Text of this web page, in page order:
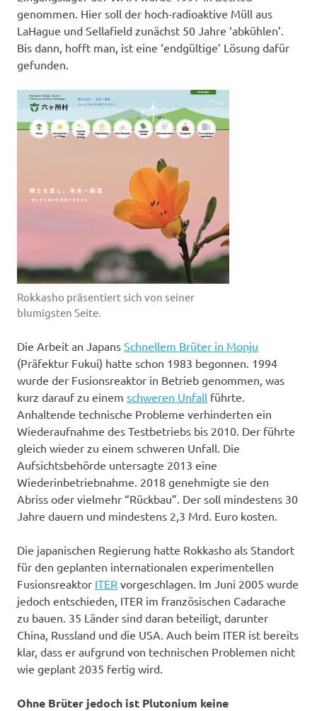
genommen. Hier soll der hoch-radioaktive Müll aus
LaHague und Sellafield zunächst 50 Jahre ‘abkühlen’.
Bis dann, hofft man, ist eine ‘endgül­tige’ Lösung dafür
gefunden.
Rokkasho präsentiert sich von seiner
blumigsten Seite.
Die Arbeit an Japans Schnellem Brüter in Monju
(Präfektur Fukui) hatte schon 1983 begonnen. 1994
wurde der Fusionsreaktor in Betrieb genommen, was
kurz darauf zu einem schweren Unfall führte.
Anhaltende technische Probleme verhinderten ein
Wiederaufnahme des Testbetriebs bis 2010. Der führte
gleich wieder zu einem schweren Unfall. Die
Aufsichtsbehörde untersagte 2013 eine
Wiederinbetriebnahme. 2018 genehmigte sie den
Abriss oder vielmehr “Rückbau”. Der soll mindestens 30
Jahre dauern und mindestens 2,3 Mrd. Euro kosten.
Die japanischen Regierung hatte Rokkasho als Standort
für den geplanten internationalen experimentellen
Fusionsreaktor ITER vorgeschlagen. Im Juni 2005 wurde
jedoch entschieden, ITER im französischen Cadarache
zu bauen. 35 Länder sind daran beteiligt, darunter
China, Russland und die USA. Auch beim ITER ist bereits
klar, dass er aufgrund von technischen Problemen nicht
wie geplant 2035 fertig wird.
Ohne Brüter jedoch ist Plutonium keine